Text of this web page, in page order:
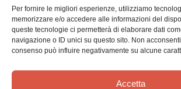
Per fornire le migliori esperienze, utilizziamo
memorizzare e/o accedere alle informazioni del
queste tecnologie ci permetterà di elaborare dati
navigazione o ID unici su questo sito. Non
consenso può influire negativamente su alcune
Accetta
Siamo in cerca di
Comunicaci cosa ne pensi